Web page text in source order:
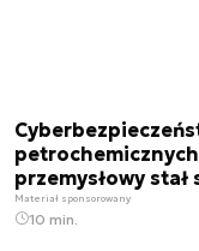
przemysłowy
Materiał sponsorowany
10 min.